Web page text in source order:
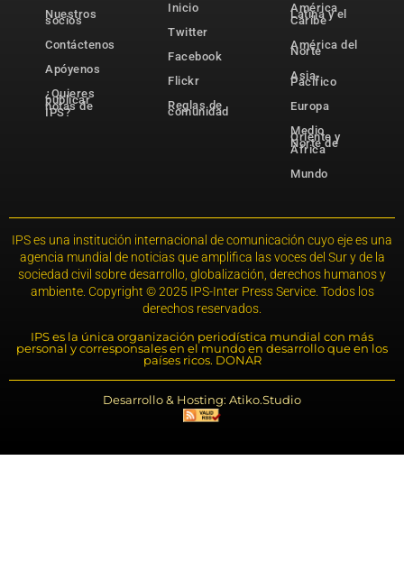
Nuestros
socios
Contáctenos
Apóyenos
¿Quieres
publicar
notas de
IPS?
Inicio
Twitter
Facebook
Flickr
Reglas de
comunidad
América
Latina y el
Caribe
América del
Norte
Asia-
Pacífico
Europa
Medio
Oriente y
Norte de
África
Mundo
IPS es una institución internacional de comunicación cuyo eje es una
agencia mundial de noticias que amplifica las voces del Sur y de la
sociedad civil sobre desarrollo, globalización, derechos humanos y
ambiente. Copyright © 2025 IPS-Inter Press Service. Todos los
derechos reservados.
IPS es la única organización periodística mundial con más
personal y corresponsales en el mundo en desarrollo que en los
países ricos. DONAR
Desarrollo & Hosting: Atiko.Studio